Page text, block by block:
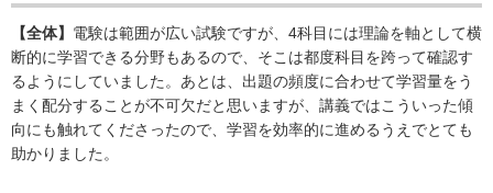
【全体】 電験は範囲が広い試験ですが、4科目には理論を軸として横
断的に学習できる分野もあるので、そこは都度科目を跨って確認す
るようにしていました。あとは、出題の頻度に合わせて学習量をう
まく配分することが不可欠だと思いますが、講義ではこういった傾
向にも触れてくださったので、学習を効率的に進めるうえでとても
助かりました。